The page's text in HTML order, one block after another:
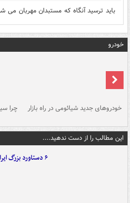
باید ترسید آنگاه که مستبدان مهربان
خودرو
خودروهای جدید شیائومی در راه بازار چرا
این مطالب را از دست ندهید....
۶ دستاورد بزرگ ایران در ۱۶۰ روز رهبری رهبر انقلاب